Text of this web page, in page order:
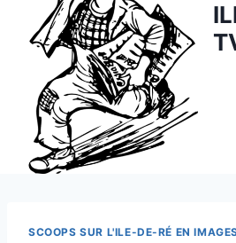
SCOOPS SUR L'ILE-DE-RÉ EN